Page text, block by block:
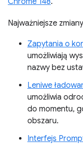
Najważniejsze
Zapytania o
umożliwiają
nazwy bez
Leniwe
umożliwia
do momentu,
obszaru.
Interfejs